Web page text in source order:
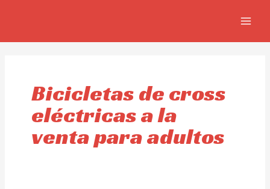
Bicicletas de cross
eléctricas a la
venta para adultos